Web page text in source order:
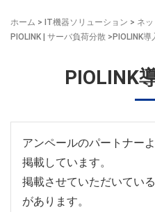
ホーム > IT機器ソリューション > ネ
PIOLINK | サーバ負荷分散 > PIOLINK導
PIOLINK
アンペールのパートナー
掲載しています。
掲載させていただいてい
があります。